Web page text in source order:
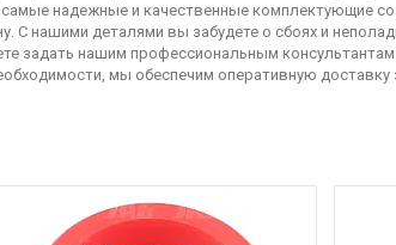
надежные и качественные комплектующие
С нашими деталями вы забудете о сбоях и
задать нашим профессиональным
мы обеспечим оперативную доставку